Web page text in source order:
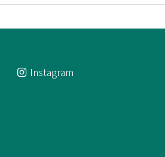
Instagram